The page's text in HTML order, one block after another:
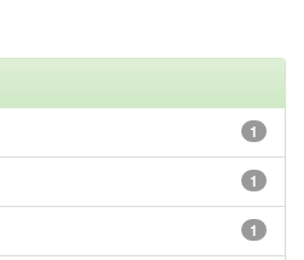
1
1
1